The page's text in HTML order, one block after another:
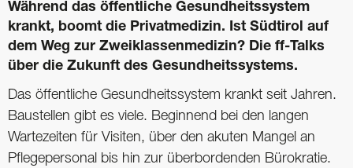
Während das öffentliche Gesundheitssystem
krankt, boomt die Privatmedizin. Ist Südtirol auf
dem Weg zur Zweiklassenmedizin? Die ff-Talks
über die Zukunft des Gesundheitssystems.
Das öffentliche Gesundheitssystem krankt seit Jahren.
Baustellen gibt es viele. Beginnend bei den langen
Wartezeiten für Visiten, über den akuten Mangel an
Pflegepersonal bis hin zur überbordenden Bürokratie.